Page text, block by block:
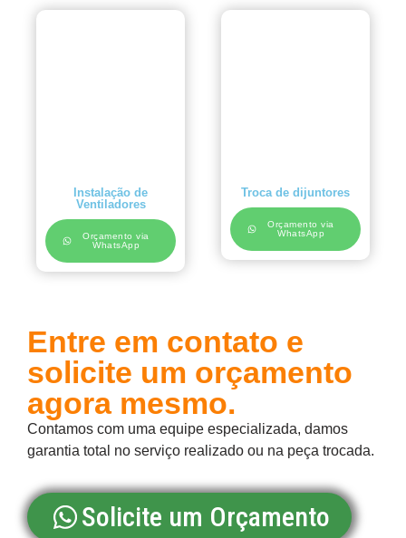
Instalação de
Ventiladores
Orçamento via
WhatsApp
Troca de dijuntores
Orçamento via
WhatsApp
Entre em contato e
solicite um orçamento
agora mesmo.
Contamos com uma equipe especializada, damos
garantia total no serviço realizado ou na peça trocada.
Solicite um Orçamento